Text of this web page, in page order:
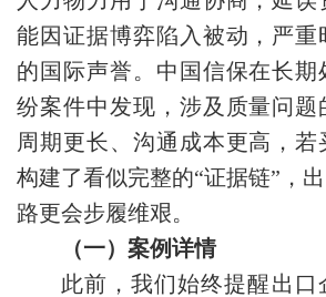
能因证据博弈陷入被动，严重
的国际声誉。中国信保在长期
纷案件中发现，涉及质量问题
周期更长、沟通成本更高，若
构建了看似完整的“证据链”，
路更会步履维艰。
（一）案例详情
此前，我们始终提醒出口